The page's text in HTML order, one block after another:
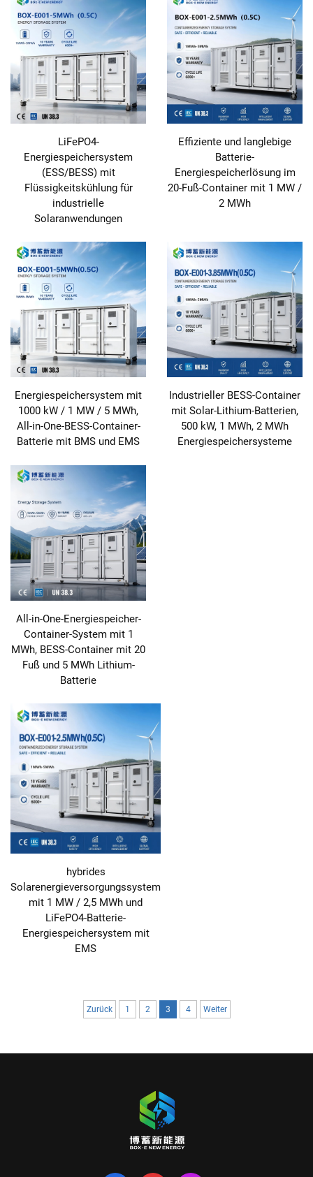
LiFePO4-
Energiespeichersystem
(ESS/BESS) mit
Flüssigkeitskühlung für
industrielle
Solaranwendungen
Effiziente und langlebige
Batterie-
Energiespeicherlösung im
20-Fuß-Container mit 1 MW /
2 MWh
Energiespeichersystem mit
1000 kW / 1 MW / 5 MWh,
All-in-One-BESS-Container-
Batterie mit BMS und EMS
Industrieller BESS-Container
mit Solar-Lithium-Batterien,
500 kW, 1 MWh, 2 MWh
Energiespeichersysteme
All-in-One-Energiespeicher-
Container-System mit 1
MWh, BESS-Container mit 20
Fuß und 5 MWh Lithium-
Batterie
hybrides
Solarenergieversorgungssystem
mit 1 MW / 2,5 MWh und
LiFePO4-Batterie-
Energiespeichersystem mit
EMS
Zurück 1 2 3 4 Weiter